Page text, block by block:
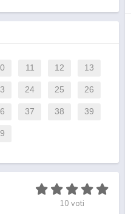
11 12 13
24 25 26
37 38 39
10 voti